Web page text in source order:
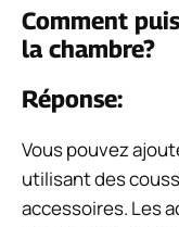
Comment
la chambre?
Réponse:
Vous pouvez
utilisant des
accessoires. Les